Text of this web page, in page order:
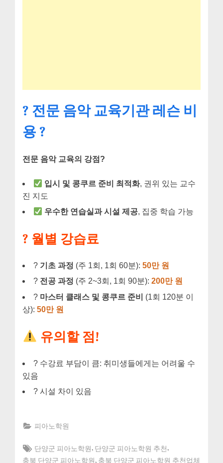
? 전문 음악 교육기관 레슨 비
용 ?
전문 음악 교육의 강점?
입시 및 콩쿠르 준비 최적화, 권위 있는 교수
진 지도
우수한 연습실과 시설 제공, 집중 학습 가능
? 월별 강습료
? 기초 과정 (주 1회, 1회 60분): 50만 원
? 전공 과정 (주 2~3회, 1회 90분): 200만 원
? 마스터 클래스 및 콩쿠르 준비
(1회 120분 이
상): 50만 원
유의할 점!
? 수강료 부담이 큼: 취미생들에게는 어려울 수
있음
? 시설 차이 있음
피아노학원
Tags:
단양군 피아노학원, 단양군 피아노학원 추천,
충북 단양군 피아노학원, 충북 단양군 피아노학원 추천업체